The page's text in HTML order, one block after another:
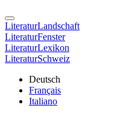
LiteraturLandschaft
LiteraturFenster
LiteraturLexikon
LiteraturSchweiz
Deutsch
Français
Italiano